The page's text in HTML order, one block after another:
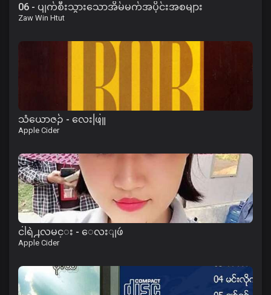
06 - ပျက်စီးသွားသောအိမ်မက်အပိုင်းအစများ
Zaw Win Htut
သံယောဇဉ် - လေးဖြူ
Apple Cider
ငါရဲ႕လမင္း - ေလးျဖဴ
Apple Cider